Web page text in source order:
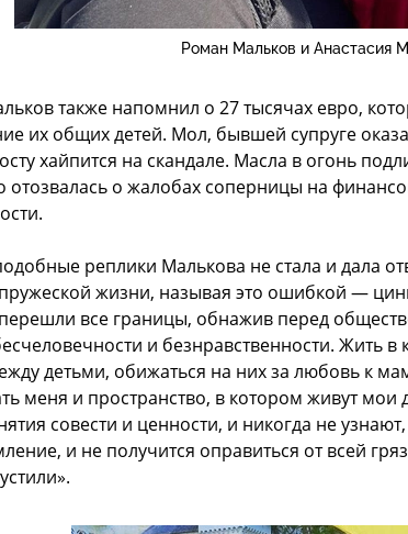
Роман Мальков и Анастасия
также напомнил о 27 тысячах евро,
их общих детей. Мол, бывшей супруге
хайпится на скандале. Масла в огонь
отозвалась о жалобах соперницы на
реплики Малькова не стала и дала
жизни, называя это ошибкой —
все границы, обнажив перед
и безнравственности. Жить
детьми, обижаться на них за любовь к
меня и пространство, в котором живут мои
совести и ценности, и никогда не
и не получится оправиться от всей